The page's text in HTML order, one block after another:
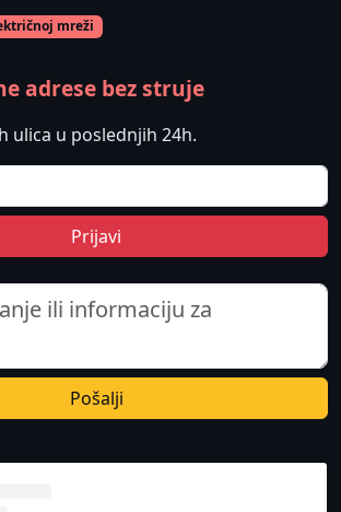
mreži
adrese bez struje
ulica u poslednjih 24h.